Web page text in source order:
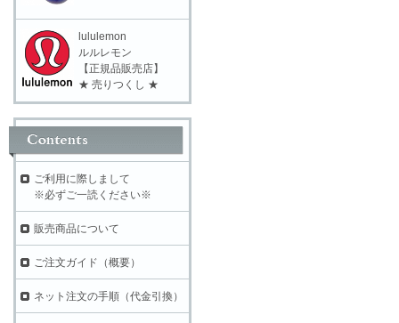
lululemon
ルルレモン
【正規品販売店】
★ 売りつくし ★
ご利用に際しまして
※必ずご一読ください※
販売商品について
ご注文ガイド（概要）
ネット注文の手順（代金引換）